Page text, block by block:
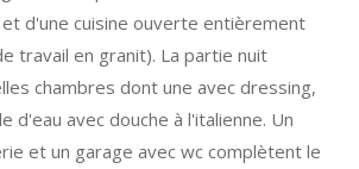
et d'une cuisine ouverte entièrement
travail en granit). La partie nuit
chambres dont une avec dressing,
d'eau avec douche à l'italienne. Un
et un garage avec wc complètent le